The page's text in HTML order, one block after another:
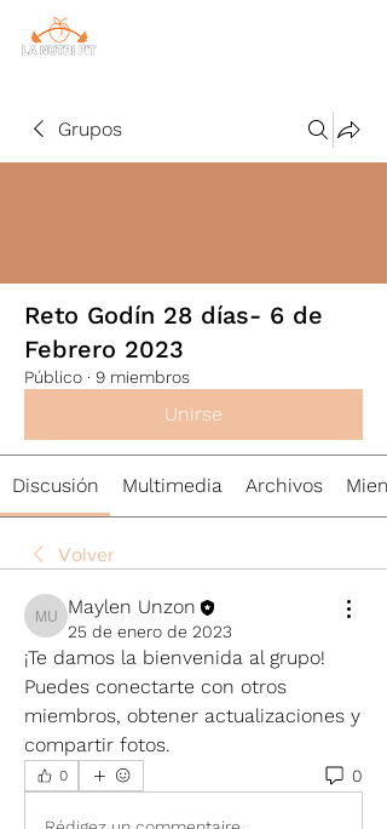
Grupos
Reto Godín 28 días- 6 de
Febrero 2023
Público · 9 miembros
Unirse
Discusión Multimedia Archivos
Volver
Maylen Unzon
Maylen Unzon
25 de enero de 2023
¡Te damos la bienvenida al grupo!
Puedes conectarte con otros
miembros, obtener actualizaciones y
compartir fotos.
0 0